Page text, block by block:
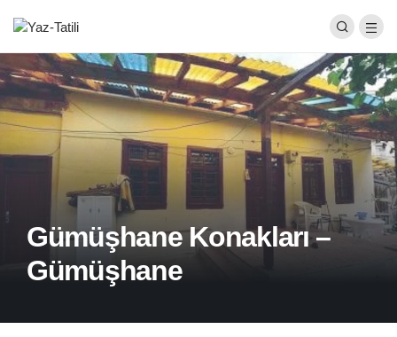
Gümüşhane Konakları –
Gümüşhane